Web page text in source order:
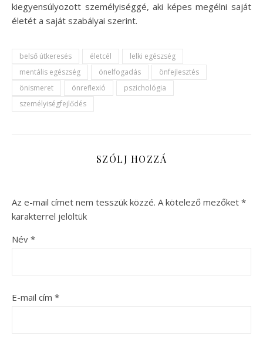
kiegyensúlyozott személyiséggé, aki képes megélni saját
életét a saját szabályai szerint.
belső útkeresés életcél
lelki egészség
mentális egészség
önelfogadás
önfejlesztés
önismeret
önreflexió
pszichológia
személyiségfejlődés
SZÓLJ HOZZÁ
Az e-mail címet nem tesszük közzé. A kötelező mezőket *
karakterrel jelöltük
Név *
E-mail cím *